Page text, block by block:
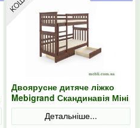
Двоярусне дитяче ліжко
Mebigrand Скандинавія Міні
Горіх лісовий 70х200 з
ящикамиДетальніше...